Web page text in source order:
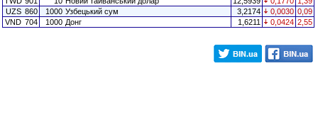
UZS 860 1000 Узбецький сум 3,2174 0,0030 0,09
VND 704 1000 Донг 1,6211 0,0424 2,55